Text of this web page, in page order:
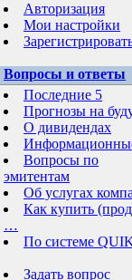
Авторизация
Мои настройки
Вопросы и ответы
Последние 5
Прогнозы на
О дивидендах
Вопросы по
эмитентам
Об услугах
Как купить
…
По системе
Задать вопрос